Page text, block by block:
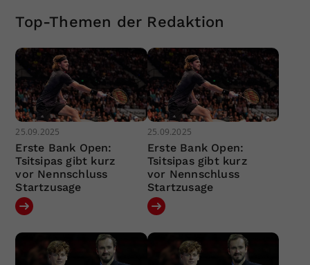
Top-Themen der Redaktion
25.09.2025
Erste Bank Open:
Tsitsipas gibt kurz
vor Nennschluss
Startzusage
25.09.2025
Erste Bank Open:
Tsitsipas gibt kurz
vor Nennschluss
Startzusage